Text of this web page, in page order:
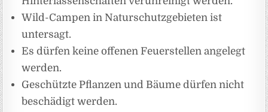
Wild-Campen in Naturschutzgebieten ist
untersagt.
Es dürfen keine offenen Feuerstellen angelegt
werden.
Geschützte Pflanzen und Bäume dürfen nicht
beschädigt werden.